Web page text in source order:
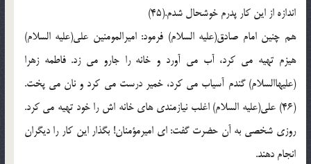
اندازه از اين کار پدرم خوشحال شدم.(45)
هم چنين امام صادق(عليه السلام) فرمود: اميرالمومنين علي(عليه السلام)
هيزم تهيه مي کرد، آب مي آورد و خانه را جارو مي زد. فاطمه زهرا
(عليهاالسلام) گندم آسياب مي کرد، خمير درست مي کرد و نان مي پخت.
(46) علي(عليه السلام) اغلب نيازمندي هاي خانه اش را خود تهيه مي کرد.
روزي شخصي به آن حضرت گفت: اي اميرمؤمنان! بگذار اين کار را ديگران
انجام دهند.